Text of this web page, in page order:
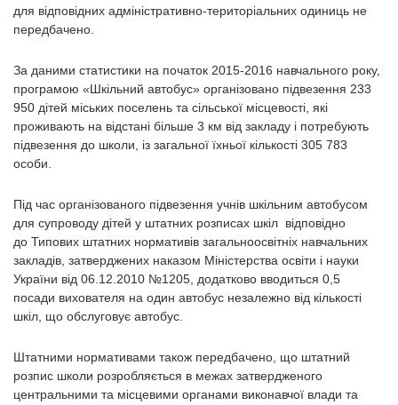
для відповідних адміністративно-територіальних одиниць не
передбачено.
За даними статистики на початок 2015-2016 навчального року,
програмою «Шкільний автобус» організовано підвезення 233
950 дітей міських поселень та сільської місцевості, які
проживають на відстані більше 3 км від закладу і потребують
підвезення до школи, із загальної їхньої кількості 305 783
особи.
Під час організованого підвезення учнів шкільним автобусом
для супроводу дітей у штатних розписах шкіл відповідно
до Типових штатних нормативів загальноосвітніх навчальних
закладів, затверджених наказом Міністерства освіти і науки
України від 06.12.2010 №1205, додатково вводиться 0,5
посади вихователя на один автобус незалежно від кількості
шкіл, що обслуговує автобус.
Штатними нормативами також передбачено, що штатний
розпис школи розробляється в межах затвердженого
центральними та місцевими органами виконавчої влади та